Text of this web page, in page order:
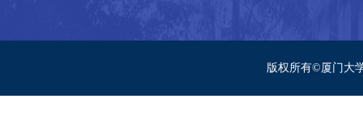
版权所有©厦门大